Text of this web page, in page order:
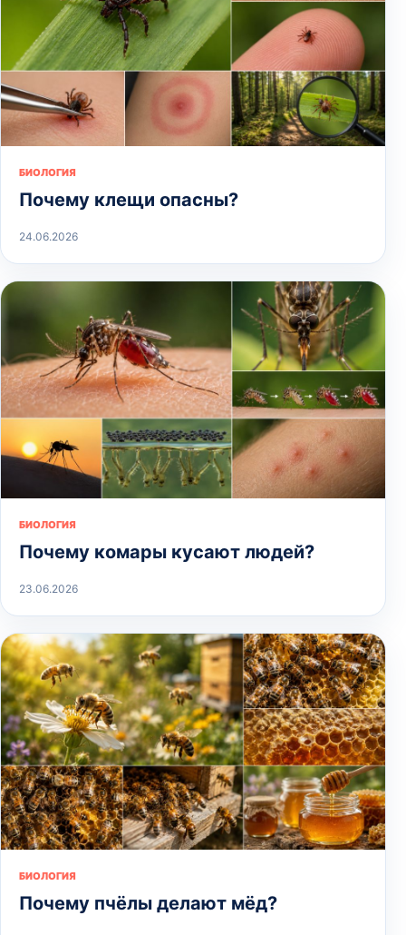
БИОЛОГИЯ
Почему клещи опасны?
24.06.2026
БИОЛОГИЯ
Почему комары кусают людей?
23.06.2026
БИОЛОГИЯ
Почему пчёлы делают мёд?